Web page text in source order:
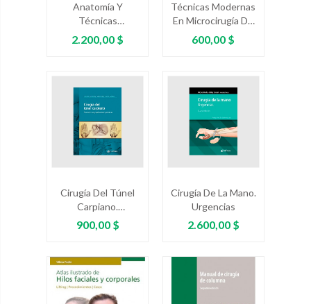
Anatomía Y
Técnicas
Quirúrgicas. Quinta
Edición
Precio
2.200,00 $
Técnicas Modernas
En Microcirugía De
Los Nervios
Periféricos
Precio
600,00 $
Cirugía Del Túnel
Carpiano.
Controversias Y
Aplicaciones
Precio
900,00 $
Cirugía De La Mano.
Urgencias
Precio
2.600,00 $